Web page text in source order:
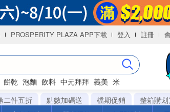
PROSPERITY PLAZA APP下載 登入 註冊
餅乾 泡麵 飲料 中元拜拜 義美 米
二件五折 點數加碼送 檔期促銷 整箱購